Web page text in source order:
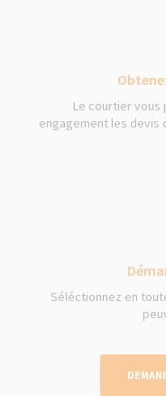
Le courtier
engagement les devis
Séléctionnez en